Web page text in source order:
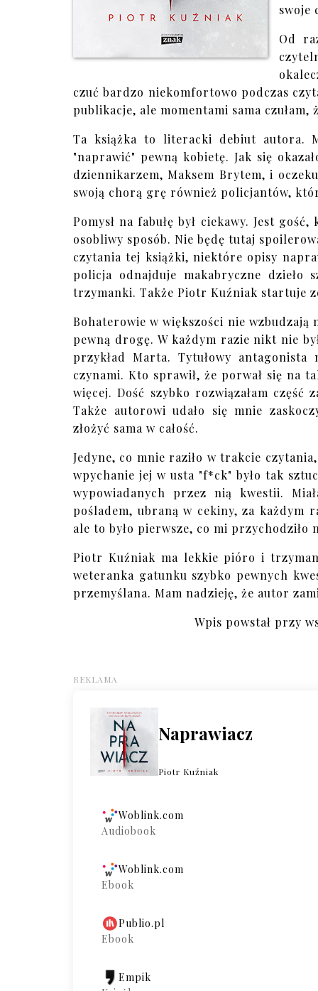
swoje
Od
czuć bardzo niekomfortowo podczas
publikacje, ale momentami sama czułam,
Ta książka to literacki debiut autora.
"naprawić" pewną kobietę. Jak się
dziennikarzem, Maksem Brytem, i
swoją chorą grę również policjantów,
Pomysł na fabułę był ciekawy. Jest
osobliwy sposób. Nie będę tutaj
czytania tej książki, niektóre opisy
policja odnajduje makabryczne dzieło
trzymanki. Także Piotr Kuźniak startuje
Bohaterowie w większości nie
pewną drogę. W każdym razie nikt nie
przykład Marta. Tytułowy
czynami. Kto sprawił, że porwał się na
więcej. Dość szybko rozwiązałam część
Także autorowi udało się mnie
złożyć sama w całość.
Jedyne, co mnie raziło w trakcie
wpychanie jej w usta "f*ck" było tak
wypowiadanych przez nią kwestii.
pośladem, ubraną w cekiny, za każdym
ale to było pierwsze, co mi przychodziło
Piotr Kuźniak ma lekkie pióro i
weteranka gatunku szybko pewnych
przemyślana. Mam nadzieję, że autor
Wpis powstał przy